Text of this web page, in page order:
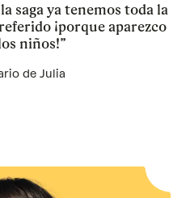
saga ya tenemos toda la
¡porque aparezco
niños!”
de Julia